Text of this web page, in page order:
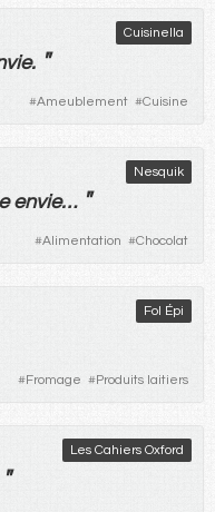
Cuisinella
. "
#Ameublement #Cuisine
Nesquik
envie… "
#Alimentation #Chocolat
Fol Épi
#Fromage #Produits laitiers
Les Cahiers Oxford
"